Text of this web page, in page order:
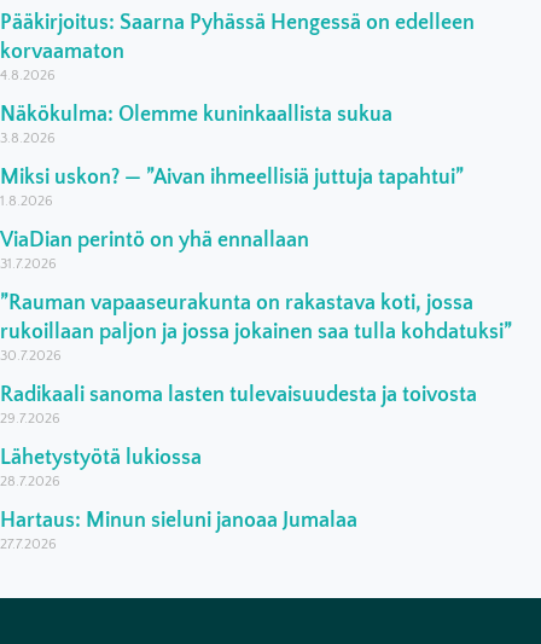
Pääkirjoitus: Saarna Pyhässä Hengessä on edelleen
korvaamaton
4.8.2026
Näkökulma: Olemme kuninkaallista sukua
3.8.2026
Miksi uskon? — ”Aivan ihmeellisiä juttuja tapahtui”
1.8.2026
ViaDian perintö on yhä ennallaan
31.7.2026
”Rauman vapaaseurakunta on rakastava koti, jossa
rukoillaan paljon ja jossa jokainen saa tulla kohdatuksi”
30.7.2026
Radikaali sanoma lasten tulevaisuudesta ja toivosta
29.7.2026
Lähetystyötä lukiossa
28.7.2026
Hartaus: Minun sieluni janoaa Jumalaa
27.7.2026